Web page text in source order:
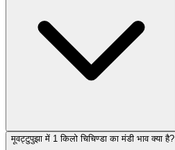
मूवट्टुपुझा में 1 किलो चिचिण्डा का मंडी भाव क्या है?